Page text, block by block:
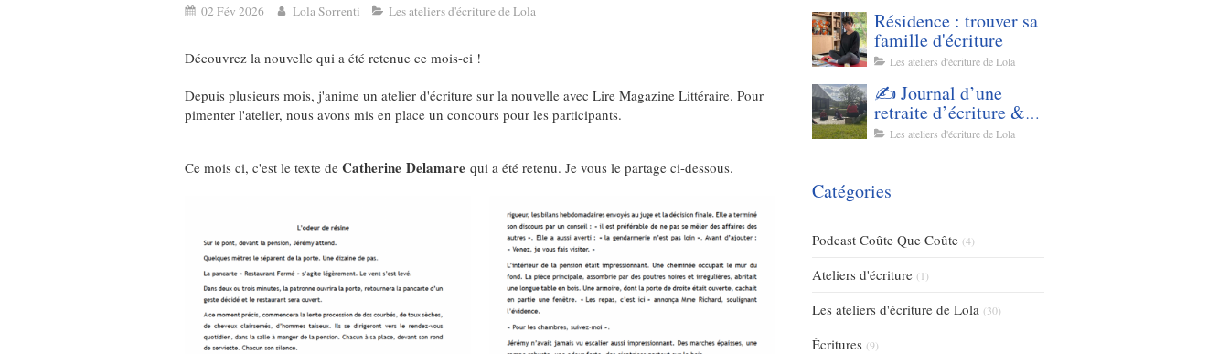
02 Fév 2026 Lola Sorrenti Les ateliers d'écriture de Lola
Découvrez la nouvelle qui a été retenue ce mois-ci !
Depuis plusieurs mois, j'anime un atelier d'écriture sur la nouvelle avec Lire Magazine Littéraire. Pour
pimenter l'atelier, nous avons mis en place un concours pour les participants.
Ce mois ci, c'est le texte de Catherine Delamare qui a été retenu. Je vous le partage ci-dessous.
Résidence : trouver sa
famille d'écriture
Les ateliers d'écriture de Lola
✍️ Journal d’une
retraite d’écriture &
de yoga - Mars 2026
Les ateliers d'écriture de Lola
Catégories
Podcast Coûte Que Coûte (4)
Ateliers d'écriture (1)
Les ateliers d'écriture de Lola (30)
Écritures (9)